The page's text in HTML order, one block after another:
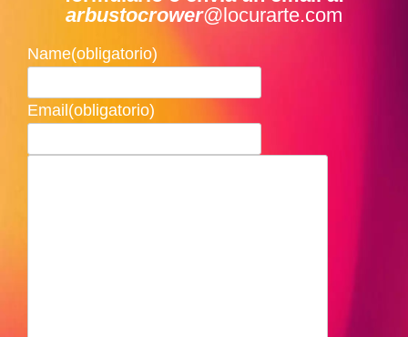
arbustocrower@locurarte.com
Name(obligatorio)
Email(obligatorio)